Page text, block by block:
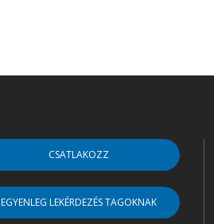
CSATLAKOZZ
EGYENLEG LEKÉRDEZÉS TAGOKNAK